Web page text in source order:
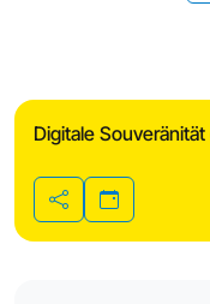
Digitale
Teilen